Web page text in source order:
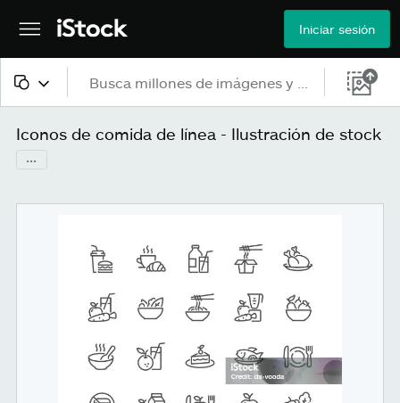
Iniciar sesión
Todo el contenido
Fotos
Ilustraciones
Vídeos
Iconos de comida de línea - Ilustración de stock
...